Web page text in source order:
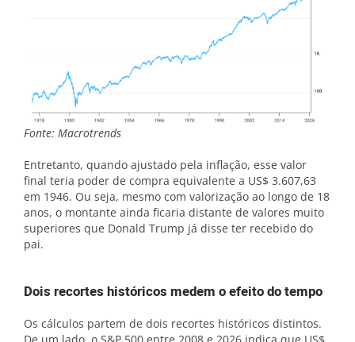
Fonte: Macrotrends
Entretanto, quando ajustado pela inflação, esse valor
final teria poder de compra equivalente a US$ 3.607,63
em 1946. Ou seja, mesmo com valorização ao longo de 18
anos, o montante ainda ficaria distante de valores muito
superiores que Donald Trump já disse ter recebido do
pai.
Dois recortes históricos medem o efeito do tempo
Os cálculos partem de dois recortes históricos distintos.